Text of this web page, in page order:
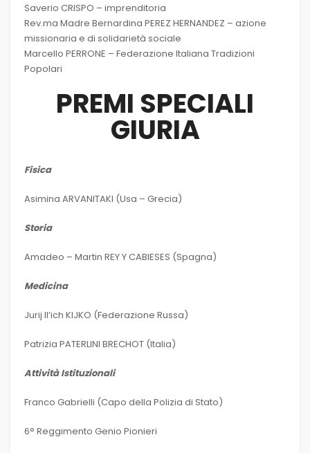
Saverio CRISPO – imprenditoria
Rev.ma Madre Bernardina PEREZ HERNANDEZ – azione
missionaria e di solidarietà sociale
Marcello PERRONE – Federazione Italiana Tradizioni
Popolari
PREMI SPECIALI
GIURIA
Fisica
Asimina ARVANITAKI (Usa – Grecia)
Storia
Amadeo – Martin REY Y CABIESES (Spagna)
Medicina
Jurij Il’ich KIJKO (Federazione Russa)
Patrizia PATERLINI BRECHOT (Italia)
Attività Istituzionali
Franco Gabrielli (Capo della Polizia di Stato)
6° Reggimento Genio Pionieri